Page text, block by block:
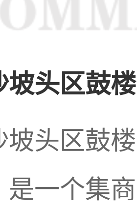
查的侦查员传来消息,有证据显示,在
坡头区鼓
坡头区鼓
是一个集